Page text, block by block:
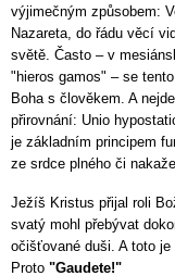
výjimečným způsobem:
Nazareta, do řádu věcí
světě. Často – v
"hieros gamos" – se
Boha s člověkem. A
přirovnání: Unio
je základním principem
ze srdce plného či
Ježíš Kristus přijal roli
svatý mohl přebývat
očišťované duši. A toto
Proto "Gaudete!"